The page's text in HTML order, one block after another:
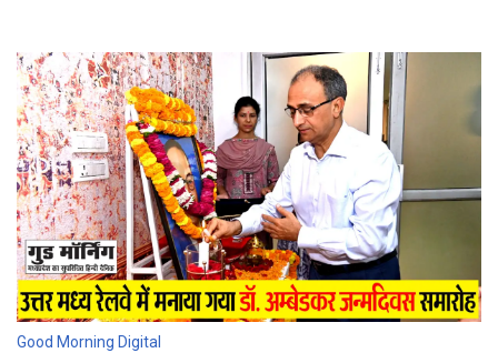
Good Morning Digital